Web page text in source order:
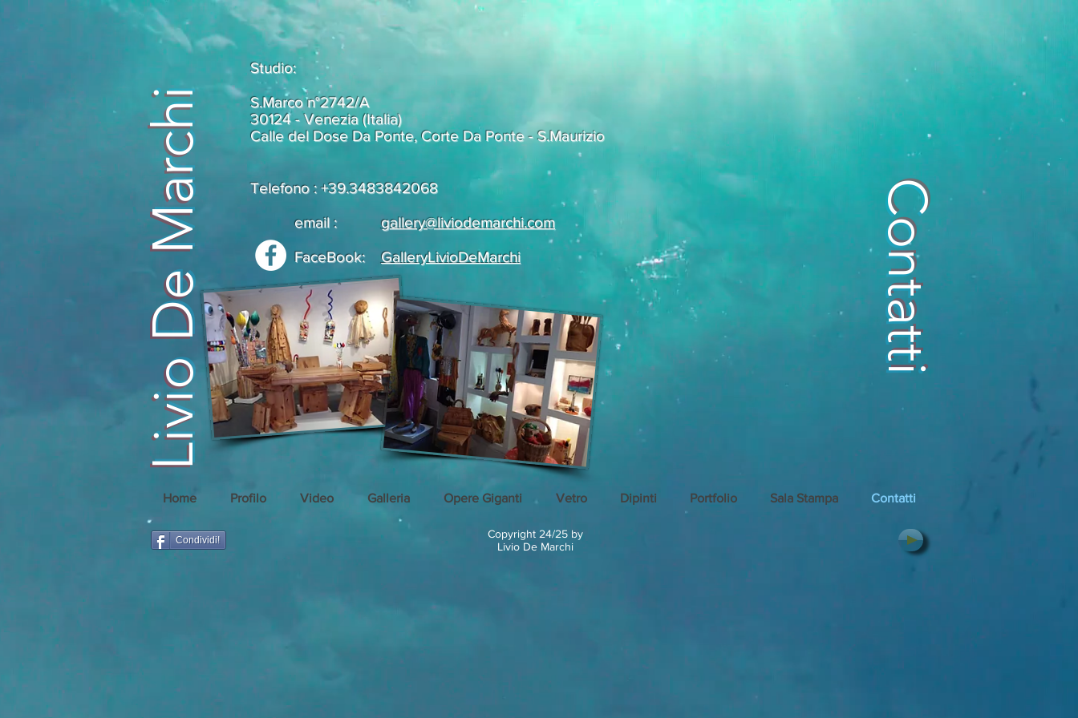
Livio De Marchi Contatti
Studio:
S.Marco n°2742/A
30124 - Venezia (Italia)
Calle del Dose Da Ponte, Corte Da Ponte - S.Maurizio
Telefono : +39.3483842068
email :gallery@liviodemarchi.com
FaceBook: GalleryLivioDeMarchi
Home Profilo Video Galleria Opere Giganti Vetro Dipinti Portfolio Sala Stampa Contatti
Condividi!
Copyright 24/25 by
Livio De Marchi